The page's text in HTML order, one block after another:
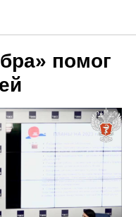
помог